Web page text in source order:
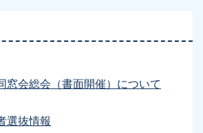
窓会総会（書面開催）について
選抜情報